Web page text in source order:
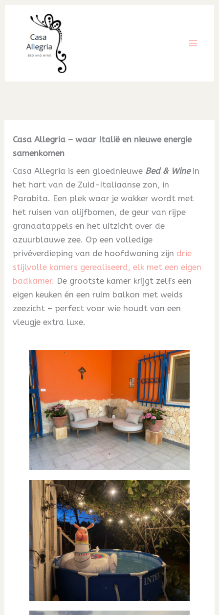
inhoud
Casa Allegria – waar Italië en nieuwe energie
samenkomen
Casa Allegria is een gloednieuwe Bed & Wine in
het hart van de Zuid-Italiaanse zon, in
Parabita. Een plek waar je wakker wordt met
het ruisen van olijfbomen, de geur van rijpe
granaatappels en het uitzicht over de
azuurblauwe zee. Op een volledige
privéverdieping van de hoofdwoning zijn drie
stijlvolle kamers gerealiseerd, elk met een eigen
badkamer. De grootste kamer krijgt zelfs een
eigen keuken én een ruim balkon met weids
zeezicht – perfect voor wie houdt van een
vleugje extra luxe.